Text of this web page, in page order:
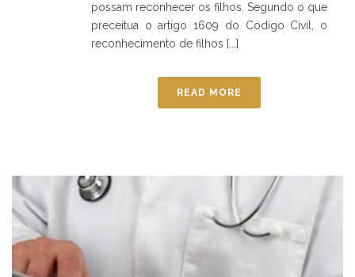
possam reconhecer os filhos. Segundo o que
preceitua o artigo 1609 do Código Civil, o
reconhecimento de filhos [...]
READ MORE